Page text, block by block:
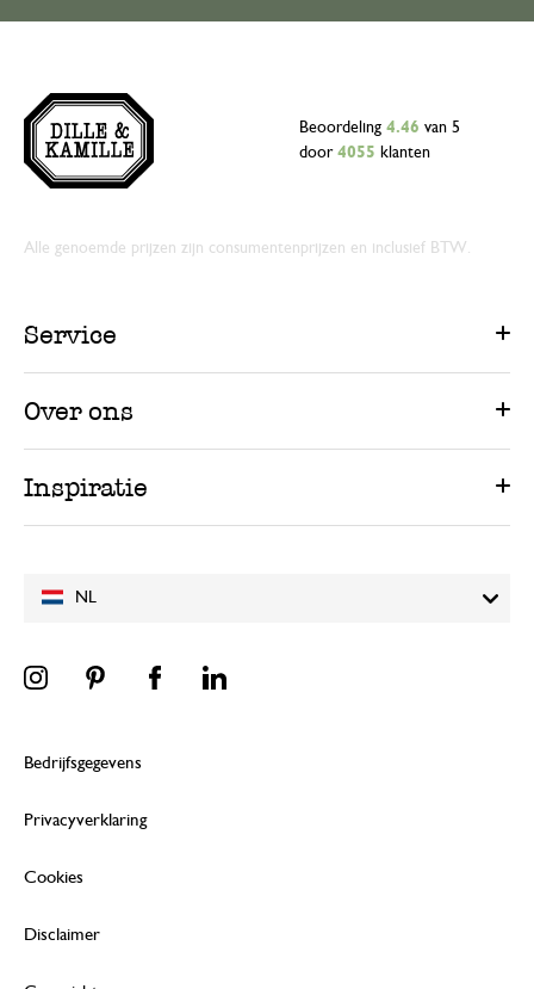
NL
Beoordeling 4.46 van 5
door 4055 klanten
Alle genoemde prijzen zijn consumentenprijzen en inclusief BTW.
Service
Over ons
Inspiratie
Bedrijfsgegevens
Privacyverklaring
Cookies
Disclaimer